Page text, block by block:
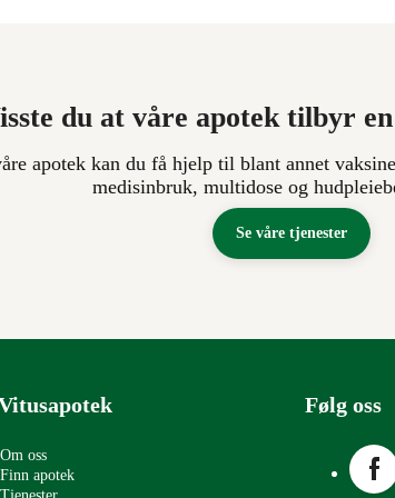
du at våre apotek tilbyr
apotek kan du få hjelp til blant annet
medisinbruk, multidose og
Se våre tjenester
Om oss
Finn apotek
Følg oss